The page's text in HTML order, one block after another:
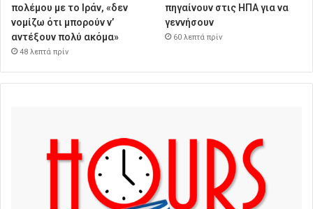
πολέμου με το Ιράν, «δεν
νομίζω ότι μπορούν ν’
αντέξουν πολύ ακόμα»
48 λεπτά πρίν
πηγαίνουν στις ΗΠΑ για να
γεννήσουν
60 λεπτά πρίν